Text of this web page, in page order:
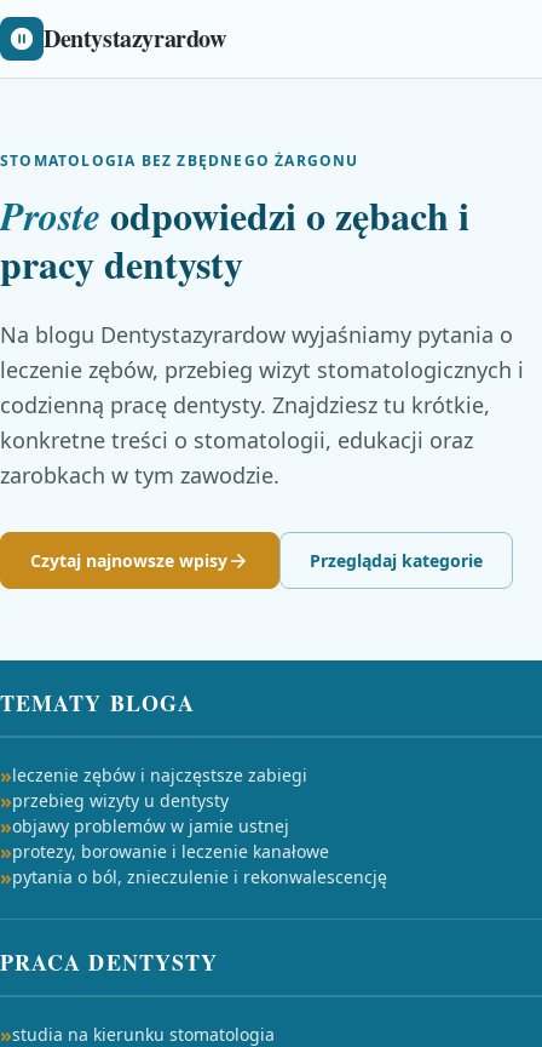
Dentystazyrardow
STOMATOLOGIA BEZ ZBĘDNEGO ŻARGONU
Proste odpowiedzi o zębach i
pracy dentysty
Na blogu Dentystazyrardow wyjaśniamy pytania o
leczenie zębów, przebieg wizyt stomatologicznych i
codzienną pracę dentysty. Znajdziesz tu krótkie,
konkretne treści o stomatologii, edukacji oraz
zarobkach w tym zawodzie.
Czytaj najnowsze wpisy Przeglądaj kategorie
TEMATY BLOGA
leczenie zębów i najczęstsze zabiegi
przebieg wizyty u dentysty
objawy problemów w jamie ustnej
protezy, borowanie i leczenie kanałowe
pytania o ból, znieczulenie i rekonwalescencję
PRACA DENTYSTY
studia na kierunku stomatologia